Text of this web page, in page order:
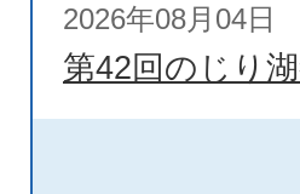
2026年08月04日
第42回のじり